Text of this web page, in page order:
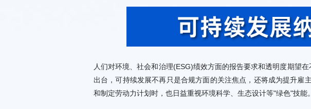
和制定劳动力计划时，也日益重视环境科学、生态设计等"绿色"技能。